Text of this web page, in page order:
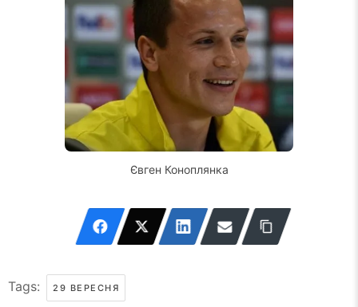
Євген Коноплянка
Tags: 29 ВЕРЕСНЯ